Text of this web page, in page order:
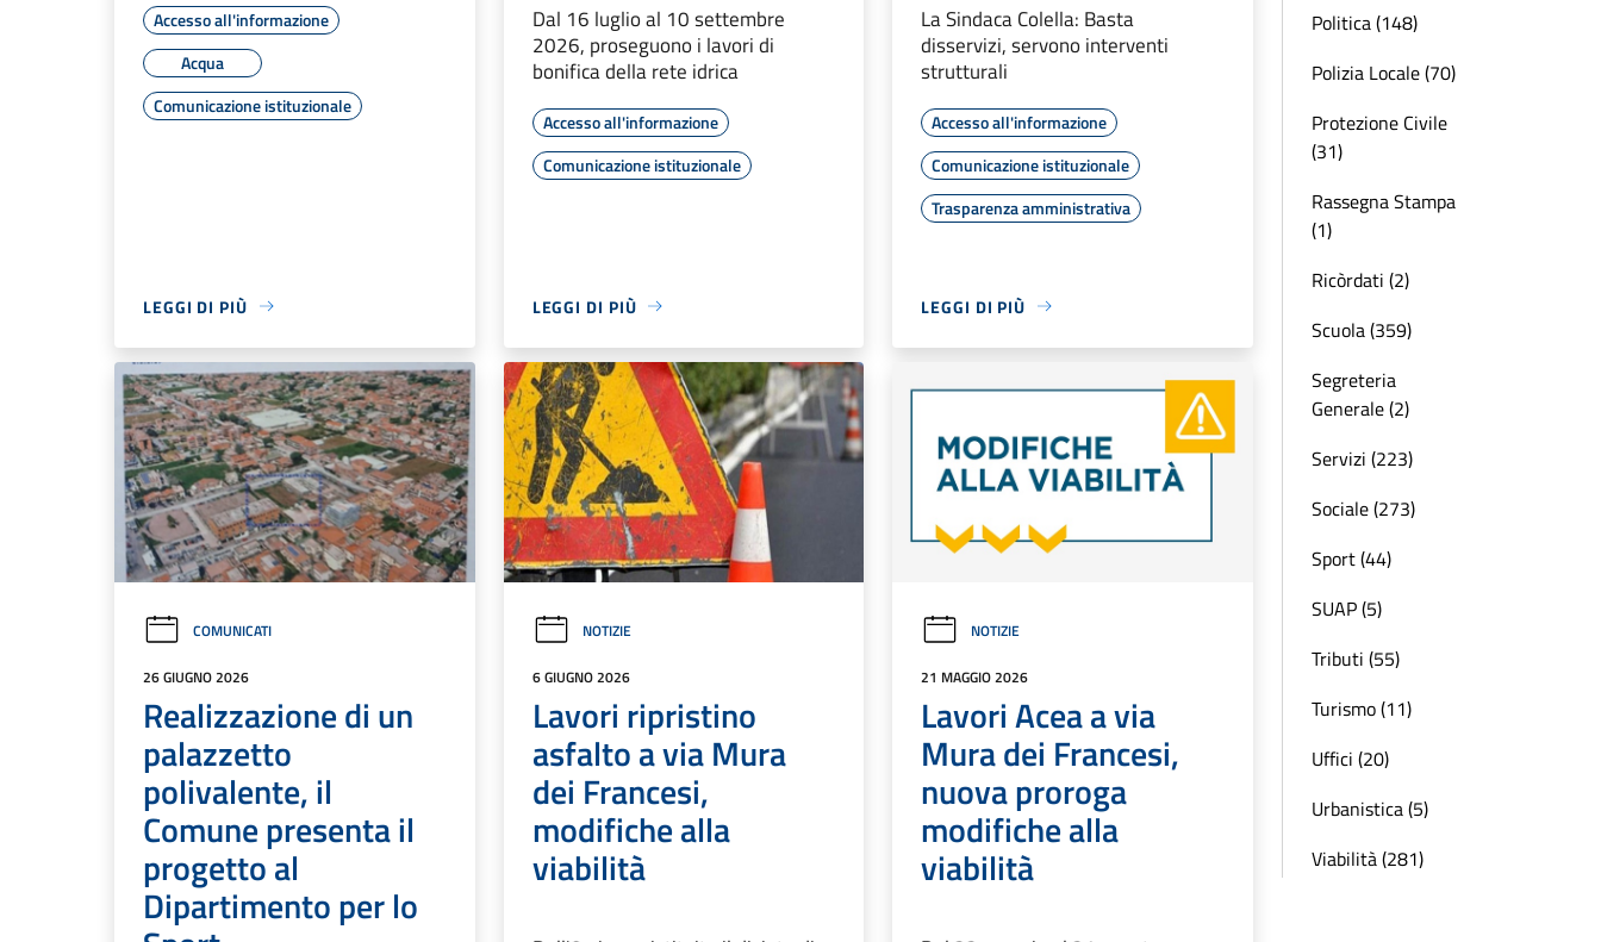
Accesso all'informazione
Acqua
Comunicazione istituzionale
LEGGI DI PIÙ
Dal 16 luglio al 10 settembre
2026, proseguono i lavori di
bonifica della rete idrica
Accesso all'informazione
Comunicazione istituzionale
LEGGI DI PIÙ
La Sindaca Colella: Basta
disservizi, servono interventi
strutturali
Accesso all'informazione
Comunicazione istituzionale
Trasparenza amministrativa
LEGGI DI PIÙ
COMUNICATI
26 GIUGNO 2026
Realizzazione di un
palazzetto
polivalente, il
Comune presenta il
progetto al
Dipartimento per lo
NOTIZIE
6 GIUGNO 2026
Lavori ripristino
asfalto a via Mura
dei Francesi,
modifiche alla
viabilità
NOTIZIE
21 MAGGIO 2026
Lavori Acea a via
Mura dei Francesi,
nuova proroga
modifiche alla
viabilità
Politica (148)
Polizia Locale (70)
Protezione Civile
(31)
Rassegna Stampa
(1)
Ricòrdati (2)
Scuola (359)
Segreteria
Generale (2)
Servizi (223)
Sociale (273)
Sport (44)
SUAP (5)
Tributi (55)
Turismo (11)
Uffici (20)
Urbanistica (5)
Viabilità (281)